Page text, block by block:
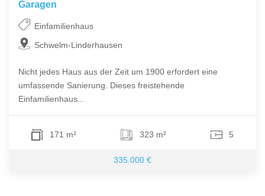
Garagen
Einfamilienhaus
Schwelm-Linderhausen
Nicht jedes Haus aus der Zeit um 1900 erfordert eine
umfassende Sanierung. Dieses freistehende
Einfamilienhaus...
171 m² 323 m² 5
335.000 €